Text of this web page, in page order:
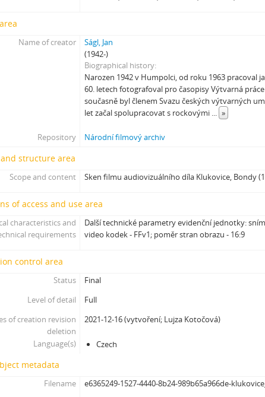
[Subseries] Slovo
[Subseries] Grafika podzimu
[Subseries] Zrcadlo času
[Subseries] Píseň hlemýžďů jdoucích na pohřeb
[Subseries] Abstraktní animace ze 60. let
[Subseries] Flare up
[Subseries] The Time
[Subseries] Čas zkoušky
[Subseries] Musica Picta – Hodina slavnosti
[Subseries] Musica Picta – Minuty strachu
[Subseries] Musica Picta – Čas smutku
[Subseries] Musica Picta – Čas tance
[Subseries] Musica Picta – Čas radování
[Subseries] Jednou ráno
[Subseries] Magnety
[Subseries] Wet Video
[Subseries] Muránská Zdychava
[Subseries] Meditace
Name of creator
Ságl, Jan
(1942-)
Biographical history
Narozen 1942 v Humpolci, od roku 1963 pracoval
60. letech fotografoval pro časopisy Výtvarná
současně byl členem Svazu českých výtvarných
let začal spolupracovat s rockovými ... »
Repository Národní filmový archiv
structure area
Scope and content Sken filmu audiovizuálního díla Klukovice, Bondy
of access and use area
characteristics and
requirements
Další technické parametry evidenční jednotky:
video kodek - FFv1; poměr stran obrazu - 16:9
control area
Status
Final
Level of detail
Full
of creation revision
deletion
2021-12-16 (vytvoření; Lujza Kotočová)
Language(s) Czech
metadata
Filename e6365249-1527-4440-8b24-989b65a966de-